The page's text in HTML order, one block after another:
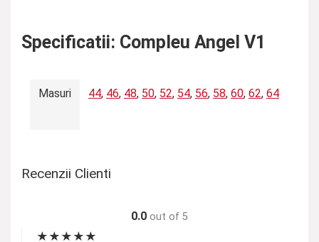
Specificatii: Compleu Angel V1
Masuri 44, 46, 48, 50, 52, 54, 56, 58, 60, 62, 64
Recenzii Clienti
0.0 out of 5
★ ★ ★ ★ ★